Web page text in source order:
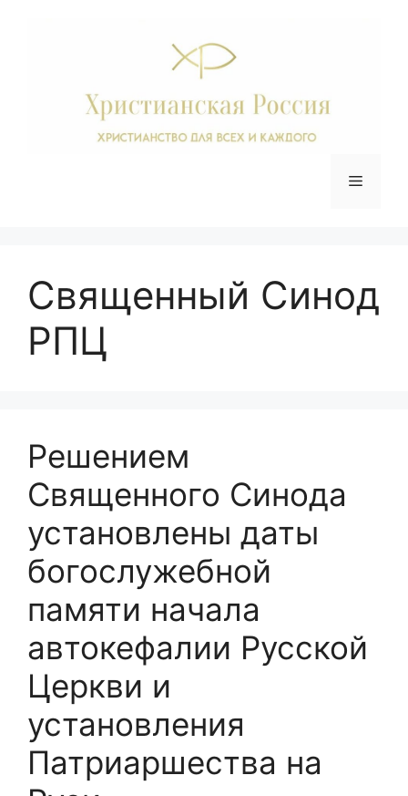
Меню
Священный Синод
РПЦ
Решением
Священного Синода
установлены даты
богослужебной
памяти начала
автокефалии Русской
Церкви и
установления
Патриаршества на